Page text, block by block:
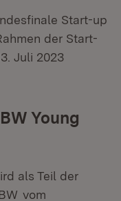
Start-up
der Start-
Juli 2023
Young
als Teil der
(Öffnet in neuem
vom